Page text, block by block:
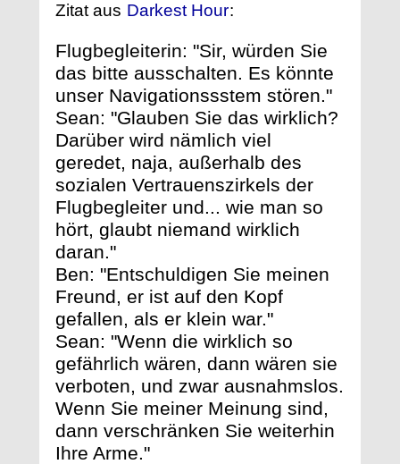
Zitat aus Darkest Hour:
Flugbegleiterin: "Sir, würden Sie
das bitte ausschalten. Es könnte
unser Navigationssstem stören."
Sean: "Glauben Sie das wirklich?
Darüber wird nämlich viel
geredet, naja, außerhalb des
sozialen Vertrauenszirkels der
Flugbegleiter und... wie man so
hört, glaubt niemand wirklich
daran."
Ben: "Entschuldigen Sie meinen
Freund, er ist auf den Kopf
gefallen, als er klein war."
Sean: "Wenn die wirklich so
gefährlich wären, dann wären sie
verboten, und zwar ausnahmslos.
Wenn Sie meiner Meinung sind,
dann verschränken Sie weiterhin
Ihre Arme."